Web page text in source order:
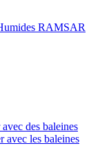
RAMSAR
des baleines
avec les baleines